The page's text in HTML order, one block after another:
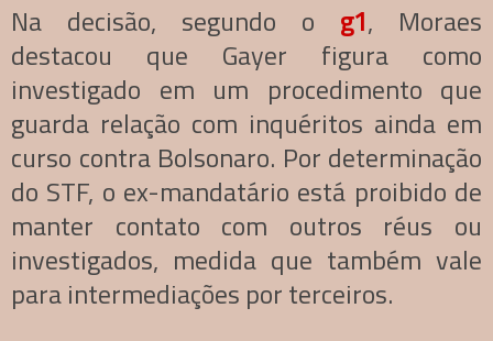
Na decisão, segundo o g1, Moraes
destacou que Gayer figura como
investigado em um procedimento que
guarda relação com inquéritos ainda em
curso contra Bolsonaro. Por determinação
do STF, o ex-mandatário está proibido de
manter contato com outros réus ou
investigados, medida que também vale
para intermediações por terceiros.